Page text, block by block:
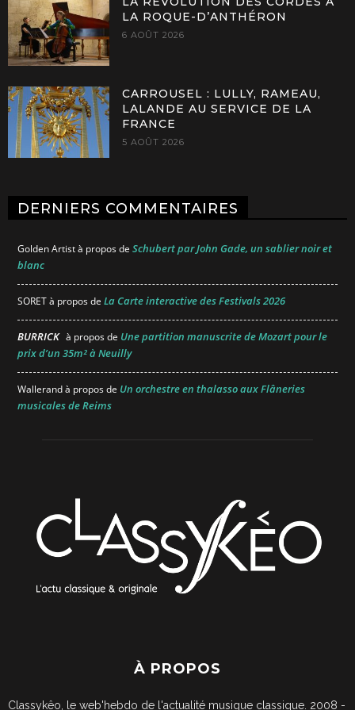
LA ROQUE-D’ANTHÉRON
6 AOÛT 2026
CARROUSEL : LULLY, RAMEAU,
LALANDE AU SERVICE DE LA
FRANCE
5 AOÛT 2026
DERNIERS COMMENTAIRES
Golden Artistà propos de Schubert par John Gade, un sablier noir et
blanc
SORETà propos de La Carte interactive des Festivals 2026
BURRICK à propos de Une partition manuscrite de Mozart pour le
prix d’un 35m² à Neuilly
Wallerandà propos de Un orchestre en thalasso aux Flâneries
musicales de Reims
À PROPOS
Classykêo, le web'hebdo de l'actualité musique classique. 2008 -